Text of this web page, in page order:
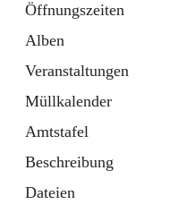
Öffnungszeiten
Alben
Veranstaltungen
Müllkalender
Amtstafel
Beschreibung
Dateien
Tab
Kindergarten
öffnet
in
neuem
Tab